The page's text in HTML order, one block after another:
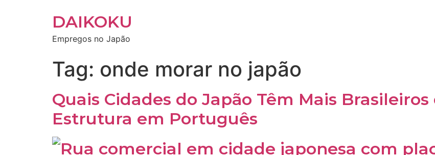
DAIKOKU
Empregos no Japão
Tag: onde morar no japão
Quais Cidades do Japão Têm Mais
Estrutura em Português